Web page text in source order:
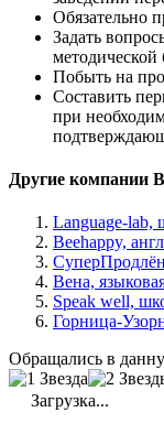
Обязательно
Задать
методической
Побыть на
Составить
при
Другие компании
Language-lab,
Beehappy,
Вена,
Speak well,
Горница-
Обращались в
Загрузка...